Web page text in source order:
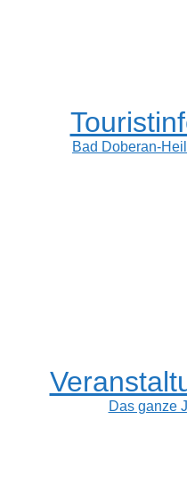
Bad Doberan-
Das ganze